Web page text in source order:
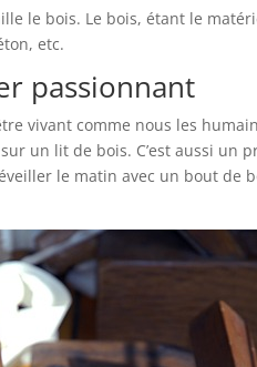
le bois. Le bois, étant le
etc.
passionnant
vivant comme nous les
un lit de bois. C’est aussi
le matin avec un bout de